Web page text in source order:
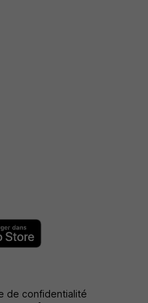
de confidentialité